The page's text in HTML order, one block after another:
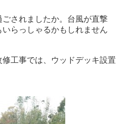
されましたか。台風が直撃
らっしゃるかもしれません
工事では、ウッドデッキ設置